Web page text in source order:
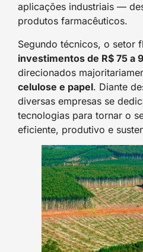
aplicações industriais —
produtos farmacêuticos.
Segundo técnicos, o setor
investimentos de R$ 75 a
direcionados
celulose e papel. Diante
diversas empresas se
tecnologias para tornar o
eficiente, produtivo e